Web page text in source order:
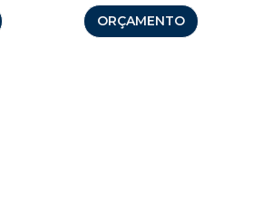
ORÇAMENTO